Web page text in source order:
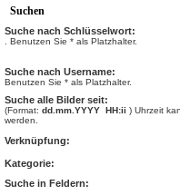
Suchen
Suche nach Schlüsselwort:
. Benutzen Sie * als Platzhalter.
Suche nach Username:
Benutzen Sie * als Platzhalter.
Suche alle Bilder seit:
(Format: dd.mm.YYYY HH:ii ) Uhrzeit
werden.
Verknüpfung:
Kategorie:
Suche in Feldern: